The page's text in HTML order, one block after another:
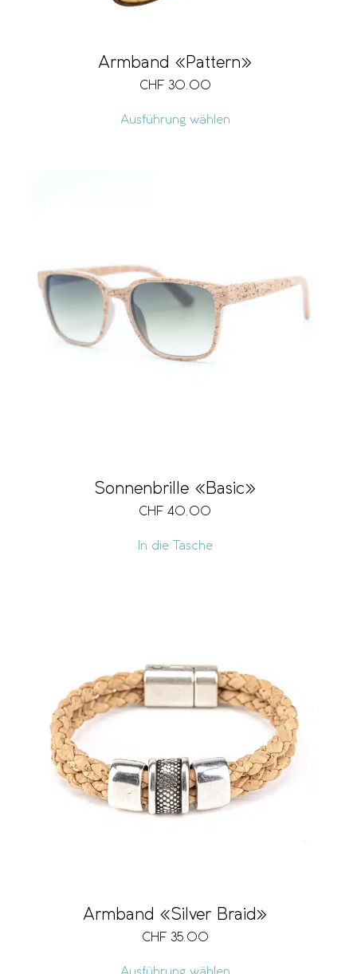
Armband «Pattern»
CHF 30.00
Ausführung wählen
Sonnenbrille «Basic»
CHF 40.00
In die Tasche
Armband «Silver Braid»
CHF 35.00